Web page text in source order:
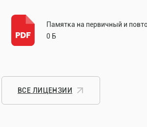
Памятка на первичный и
0 Б
ВСЕ ЛИЦЕНЗИИ